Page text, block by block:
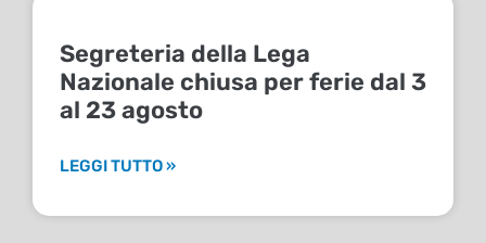
Segreteria della Lega
Nazionale chiusa per ferie dal 3
al 23 agosto
LEGGI TUTTO »